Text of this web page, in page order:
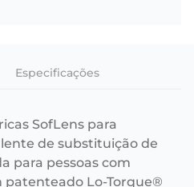
Especificações
SofLens para
de substituição de
para pessoas com
patenteado Lo-Torque®